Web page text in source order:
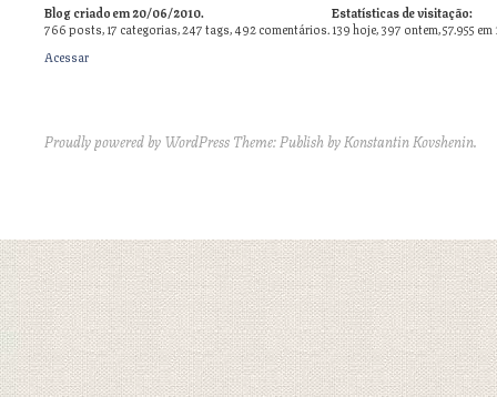
Blog criado em 20/06/2010.
766posts,17 categorias,247tags,492comentários.
Estatísticas de visitação:
139 hoje, 397 ontem, 57.955 em
Acessar
Proudly powered by WordPress Theme: Publish by Konstantin Kovshenin.